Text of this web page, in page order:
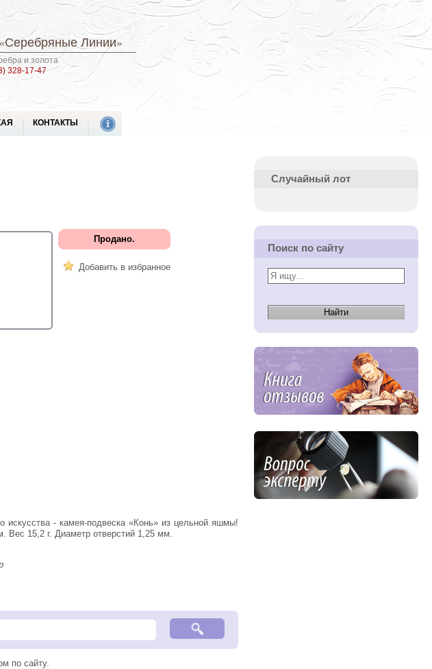
«Серебряные Линии»
и золота
328-17-47
КОНТАКТЫ
Продано.
Добавить в избранное
Вес 15,2 г. Диаметр отверстий 1,25 мм.
по сайту.
Случайный лот
Поиск по сайту